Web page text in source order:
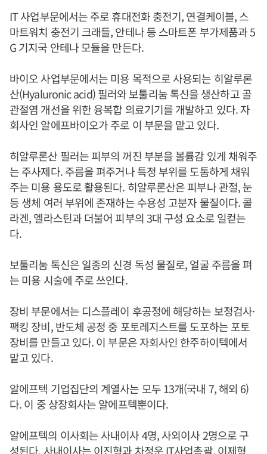
IT 사업부문에서는 주로 휴대전화 충전기, 연결케이블, 스
마트워치 충전기 크래들, 안테나 등 스마트폰 부가제품과 5
G 기지국 안테나 모듈을 만든다.
바이오 사업부문에서는 미용 목적으로 사용되는 히알루론
산(Hyaluronic acid) 필러와 보툴리눔 톡신을 생산하고 골
관절염 개선을 위한 융복합 의료기기를 개발하고 있다. 자
회사인 알에프바이오가 주로 이 부문을 맡고 있다.
히알루론산 필러는 피부의 꺼진 부분을 볼륨감 있게 채워주
는 주사제다. 주름을 펴주거나 특정 부위를 도톰하게 채워
주는 미용 용도로 활용된다. 히알루론산은 피부나 관절, 눈
등 생체 여러 부위에 존재하는 수용성 고분자 물질이다. 콜
라겐, 엘라스틴과 더불어 피부의 3대 구성 요소로 일컫는
다.
보툴리눔 톡신은 일종의 신경 독성 물질로, 얼굴 주름을 펴
는 미용 시술에 주로 쓰인다.
장비 부문에서는 디스플레이 후공정에 해당하는 보정검사·
팩킹 장비, 반도체 공정 중 포토레지스트를 도포하는 포토
장비를 만들고 있다. 이 부문은 자회사인 한주하이텍에서
맡고 있다.
알에프텍 기업집단의 계열사는 모두 13개(국내 7, 해외 6)
다. 이 중 상장회사는 알에프텍뿐이다.
알에프텍의 이사회는 사내이사 4명, 사외이사 2명으로 구
성된다. 사내이사는이진형과 차정운 IT사업총괄, 이제형